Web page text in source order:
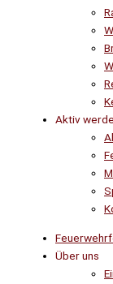
Aktiv
Über uns